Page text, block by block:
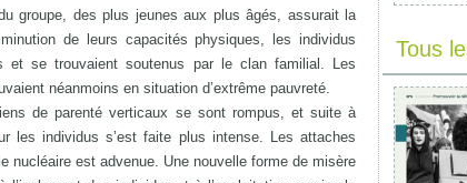
groupe, des plus jeunes aux plus âgés, assurait la
de leurs capacités physiques, les individus
et se trouvaient soutenus par le clan familial. Les
néanmoins en situation d’extrême pauvreté.
de parenté verticaux se sont rompus, et suite à
les individus s’est faite plus intense. Les attaches
nucléaire est advenue. Une nouvelle forme de misère
Tous